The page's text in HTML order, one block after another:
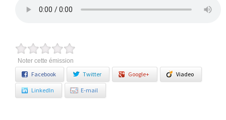
Noter cette émission
Facebook Twitter Google+ Viadeo
LinkedIn E-mail